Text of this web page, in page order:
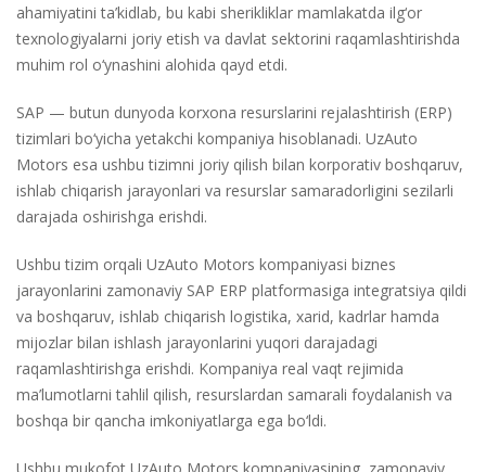
ahamiyatini ta’kidlab, bu kabi sherikliklar mamlakatda ilg‘or
texnologiyalarni joriy etish va davlat sektorini raqamlashtirishda
muhim rol o‘ynashini alohida qayd etdi.
SAP — butun dunyoda korxona resurslarini rejalashtirish (ERP)
tizimlari bo‘yicha yetakchi kompaniya hisoblanadi. UzAuto
Motors esa ushbu tizimni joriy qilish bilan korporativ boshqaruv,
ishlab chiqarish jarayonlari va resurslar samaradorligini sezilarli
darajada oshirishga erishdi.
Ushbu tizim orqali UzAuto Motors kompaniyasi biznes
jarayonlarini zamonaviy SAP ERP platformasiga integratsiya qildi
va boshqaruv, ishlab chiqarish logistika, xarid, kadrlar hamda
mijozlar bilan ishlash jarayonlarini yuqori darajadagi
raqamlashtirishga erishdi. Kompaniya real vaqt rejimida
ma’lumotlarni tahlil qilish, resurslardan samarali foydalanish va
boshqa bir qancha imkoniyatlarga ega bo‘ldi.